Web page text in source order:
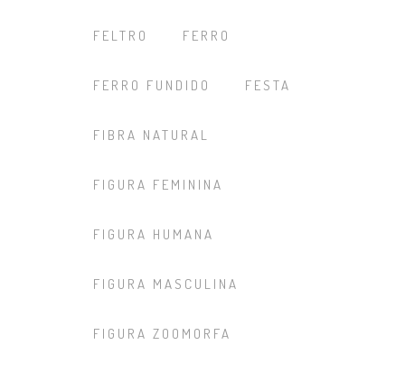
FELTRO FERRO
FERRO FUNDIDO FESTA
FIBRA NATURAL
FIGURA FEMININA
FIGURA HUMANA
FIGURA MASCULINA
FIGURA ZOOMORFA